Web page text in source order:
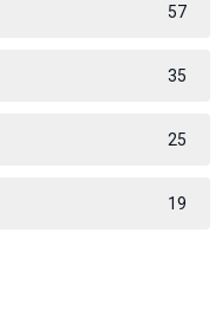
57
35
25
19